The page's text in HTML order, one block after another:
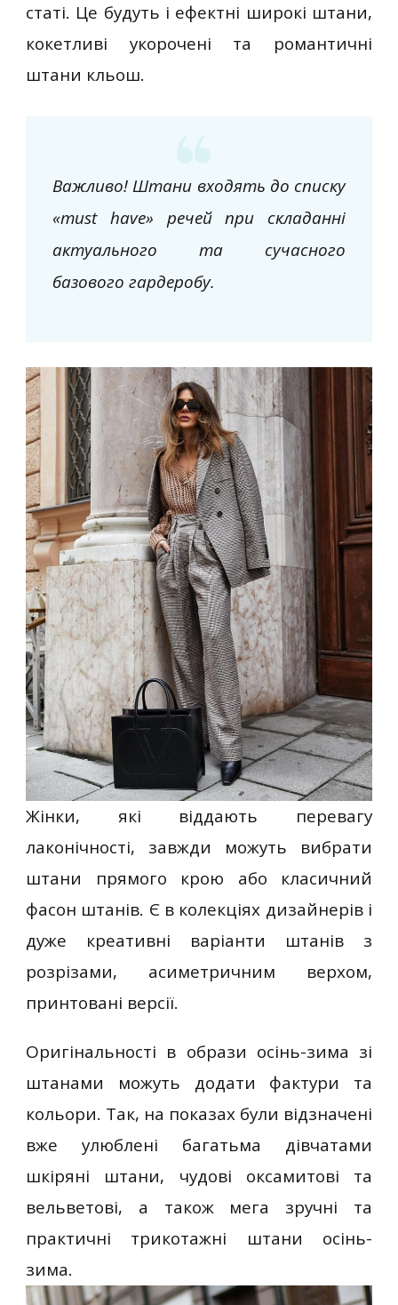
статі. Це будуть і ефектні широкі штани,
кокетливі укорочені та романтичні
штани кльош.
Важливо! Штани входять до списку
«must have» речей при складанні
актуального та сучасного
базового гардеробу.
Жінки, які віддають перевагу
лаконічності, завжди можуть вибрати
штани прямого крою або класичний
фасон штанів. Є в колекціях дизайнерів і
дуже креативні варіанти штанів з
розрізами, асиметричним верхом,
принтовані версії.
Оригінальності в образи осінь-зима зі
штанами можуть додати фактури та
кольори. Так, на показах були відзначені
вже улюблені багатьма дівчатами
шкіряні штани, чудові оксамитові та
вельветові, а також мега зручні та
практичні трикотажні штани осінь-
зима.